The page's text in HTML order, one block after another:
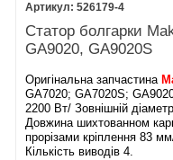
526179-4
Статор болгарки
GA9020, GA9020S
Оригінальна запчастина
GA7020; GA7020S;
2200 Вт/ Зовнішній
Довжина шихтованном
прорізами кріплення 83
Кількість виводів 4.